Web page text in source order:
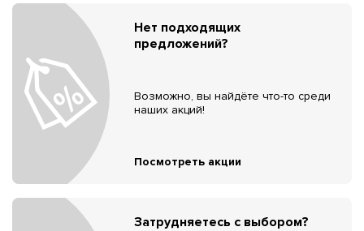
Нет подходящих
предложений?
Возможно, вы найдёте что-то среди
наших акций!
Посмотреть акции
Затрудняетесь с выбором?